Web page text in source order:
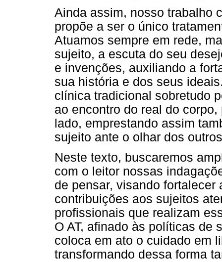
Ainda assim, nosso trabalho
propõe a ser o único
Atuamos sempre em rede,
sujeito, a escuta do seu
e invenções, auxiliando a
sua história e dos seus
clínica tradicional sobretudo
ao encontro do real do
lado, emprestando assim
sujeito ante o olhar dos
Neste texto, buscaremos
com o leitor nossas
de pensar, visando
contribuições aos sujeitos
profissionais que realizam
O AT, afinado às políticas de
coloca em ato o cuidado em
transformando dessa forma